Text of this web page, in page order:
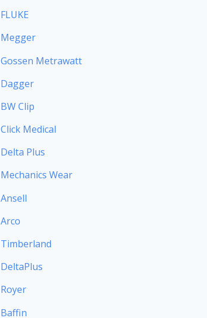
FLUKE
Megger
Gossen Metrawatt
Dagger
BW Clip
Click Medical
Delta Plus
Mechanics Wear
Ansell
Arco
Timberland
DeltaPlus
Royer
Baffin